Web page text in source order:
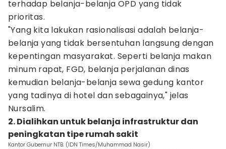
terhadap belanja-belanja OPD yang tidak
prioritas.
"Yang kita lakukan rasionalisasi adalah belanja-
belanja yang tidak bersentuhan langsung dengan
kepentingan masyarakat. Seperti belanja makan
minum rapat, FGD, belanja perjalanan dinas
kemudian belanja-belanja sewa gedung kantor
yang tadinya di hotel dan sebagainya," jelas
Nursalim.
2. Dialihkan untuk belanja infrastruktur dan
peningkatan tipe rumah sakit
Kantor Gubernur NTB. (IDN Times/Muhammad Nasir)